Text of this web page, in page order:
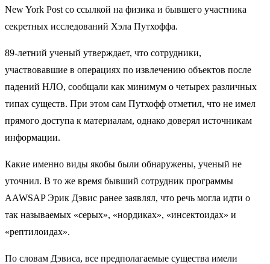
New York Post со ссылкой на физика и бывшего участника
секретных исследований Хэла Путхоффа.
89-летний ученый утверждает, что сотрудники,
участвовавшие в операциях по извлечению объектов после
падений НЛО, сообщали как минимум о четырех различных
типах существ. При этом сам Путхофф отметил, что не имел
прямого доступа к материалам, однако доверял источникам
информации.
Какие именно виды якобы были обнаружены, ученый не
уточнил. В то же время бывший сотрудник программы
AAWSAP Эрик Дэвис ранее заявлял, что речь могла идти о
так называемых «серых», «нордиках», «инсектоидах» и
«рептилоидах».
По словам Дэвиса, все предполагаемые существа имели